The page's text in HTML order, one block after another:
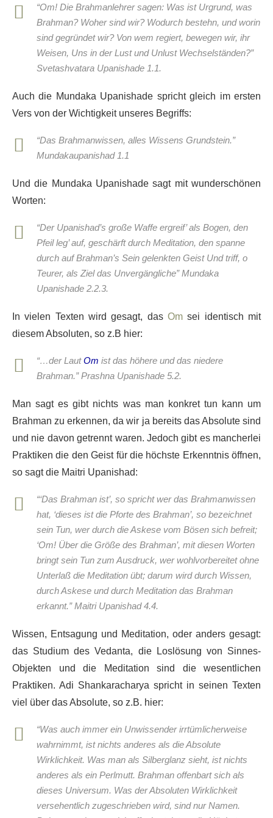
“Om! Die Brahmanlehrer sagen: Was ist Urgrund, was
Brahman? Woher sind wir? Wodurch bestehn, und worin
sind gegründet wir? Von wem regiert, bewegen wir, ihr
Weisen, Uns in der Lust und Unlust Wechselständen?”
Svetashvatara Upanishade 1.1.
Auch die Mundaka Upanishade spricht gleich im ersten
Vers von der Wichtigkeit unseres Begriffs:
“Das Brahmanwissen, alles Wissens Grundstein.”
Mundakaupanishad 1.1
Und die Mundaka Upanishade sagt mit wunderschönen
Worten:
“Der Upanishad’s große Waffe ergreif’ als Bogen, den
Pfeil leg’ auf, geschärft durch Meditation, den spanne
durch auf Brahman’s Sein gelenkten Geist Und triff, o
Teurer, als Ziel das Unvergängliche” Mundaka
Upanishade 2.2.3.
In vielen Texten wird gesagt, das Om sei identisch mit
diesem Absoluten, so z.B hier:
“…der LautOm ist das höhere und das niedere
Brahman.” Prashna Upanishade 5.2.
Man sagt es gibt nichts was man konkret tun kann um
Brahman zu erkennen, da wir ja bereits das Absolute sind
und nie davon getrennt waren. Jedoch gibt es mancherlei
Praktiken die den Geist für die höchste Erkenntnis öffnen,
so sagt die Maitri Upanishad:
“‘Das Brahman ist’, so spricht wer das Brahmanwissen
hat, ‘dieses ist die Pforte des Brahman’, so bezeichnet
sein Tun, wer durch die Askese vom Bösen sich befreit;
‘Om! Über die Größe des Brahman’, mit diesen Worten
bringt sein Tun zum Ausdruck, wer wohlvorbereitet ohne
Unterlaß die Meditation übt; darum wird durch Wissen,
durch Askese und durch Meditation das Brahman
erkannt.” Maitri Upanishad 4.4.
Wissen, Entsagung und Meditation, oder anders gesagt:
das Studium des Vedanta, die Loslösung von Sinnes-
Objekten und die Meditation sind die wesentlichen
Praktiken. Adi Shankaracharya spricht in seinen Texten
viel über das Absolute, so z.B. hier:
“Was auch immer ein Unwissender irrtümlicherweise
wahrnimmt, ist nichts anderes als die Absolute
Wirklichkeit. Was man als Silberglanz sieht, ist nichts
anderes als ein Perlmutt. Brahman offenbart sich als
dieses Universum. Was der Absoluten Wirklichkeit
versehentlich zugeschrieben wird, sind nur Namen.